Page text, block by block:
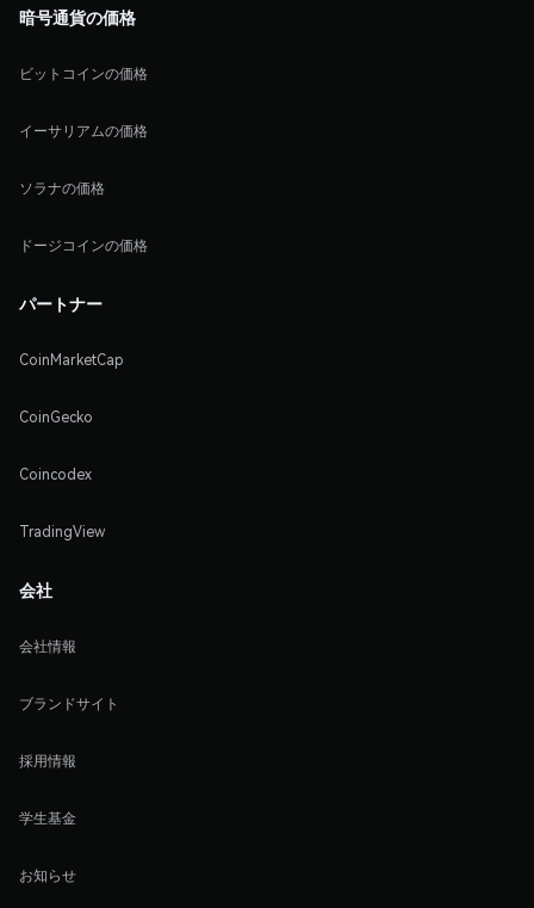
暗号通貨の価格
ビットコインの価格
イーサリアムの価格
ソラナの価格
ドージコインの価格
パートナー
CoinMarketCap
CoinGecko
Coincodex
TradingView
会社
会社情報
ブランドサイト
採用情報
学生基金
お知らせ